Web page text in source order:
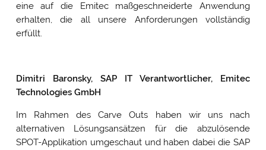
eine auf die Emitec maßgeschneiderte Anwendung
erhalten, die all unsere Anforderungen vollständig
erfüllt.
Dimitri Baronsky, SAP IT Verantwortlicher, Emitec
Technologies GmbH
Im Rahmen des Carve Outs haben wir uns nach
alternativen Lösungsansätzen für die abzulösende
SPOT-Applikation umgeschaut und haben dabei die SAP
(Routenplanung) und YouTube (Videos) auf unserer Website
einsetzen. Dabei werden Daten (z. B. Ihre IP-Adresse) an diese
Anbieter übertragen und Cookies gesetzt. Über Ihre
Zustimmung würden wir uns freuen. Vielen Dank.